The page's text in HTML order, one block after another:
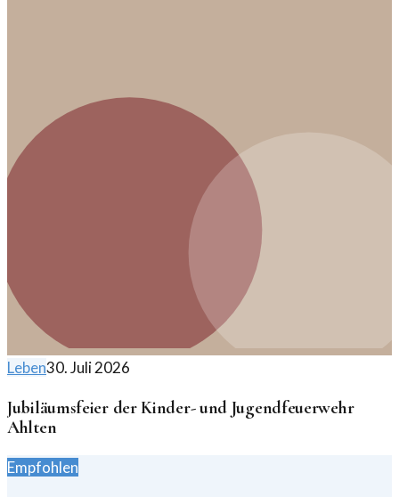
Leben30. Juli 2026
Jubiläumsfeier der Kinder- und Jugendfeuerwehr
Ahlten
Empfohlen